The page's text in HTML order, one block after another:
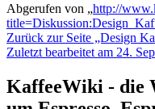
Abgerufen von „http://
Zurück zur Seite „Design
Zuletzt bearbeitet am 24.
KaffeeWiki - die